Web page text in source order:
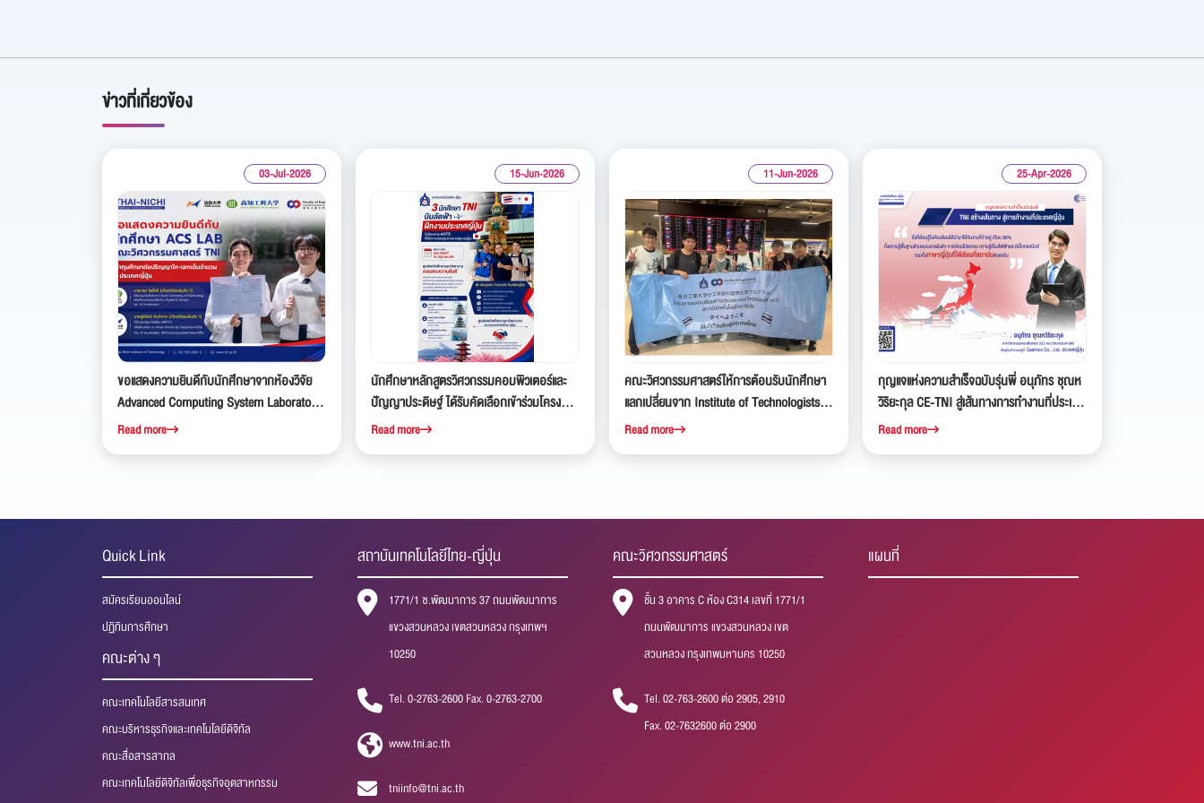
ข่าวที่เกี่ยวข้อง
03-Jul-2026
ขอแสดงความยินดีกับนักศึกษาจากห้องวิจัย
Advanced Computing System Laboratory
(ACS LAB) คณะวิศวกรรมศาสตร์ สถาบัน
Read more
15-Jun-2026
นักศึกษาหลักสูตรวิศวกรรมคอมพิวเตอร์และ
ปัญญาประดิษฐ์ ได้รับคัดเลือกเข้าร่วมโครงการ
ฝึกงาน AOTS ณ ประเทศญี่ปุ่น
Read more
11-Jun-2026
คณะวิศวกรรมศาสตร์ให้การต้อนรับนักศึกษา
แลกเปลี่ยนจาก Institute of Technologists
ประเทศญี่ปุ่น ที่เข้าร่วมโครงการแลกเปลี่ยนกับ
Read more
25-Apr-2026
กุญแจแห่งความสำเร็จฉบับรุ่นพี่ อนุภัทร ชุณห
วิริยะกุล CE-TNI สู่เส้นทางการทำงานที่ประเทศ
ญี่ปุ่น
Read more
Quick Link
สมัครเรียนออนไลน์
ปฏิทินการศึกษา
คณะต่าง ๆ
คณะเทคโนโลยีสารสนเทศ
คณะบริหารธุรกิจและเทคโนโลยีดิจิทัล
คณะสื่อสารสากล
คณะเทคโนโลยีดิจิทัลเพื่อธุรกิจอุตสาหกรรม
สถาบันเทคโนโลยีไทย-ญี่ปุ่น
1771/1 ซ.พัฒนาการ 37 ถนนพัฒนาการ
แขวงสวนหลวง เขตสวนหลวง กรุงเทพฯ
10250
Tel. 0-2763-2600 Fax. 0-2763-2700
www.tni.ac.th
tniinfo@tni.ac.th
คณะวิศวกรรมศาสตร์
ชั้น 3 อาคาร C ห้อง C314 เลขที่ 1771/1
ถนนพัฒนาการ แขวงสวนหลวง เขต
สวนหลวง กรุงเทพมหานคร 10250
Tel. 02-763-2600 ต่อ 2905, 2910
Fax. 02-7632600 ต่อ 2900
แผนที่